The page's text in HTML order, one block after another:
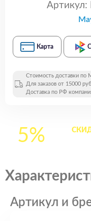
Артикул:
Карта
Стоимость доставки по
Для заказов от 15000
Доставка по РФ
5%
Артикул и